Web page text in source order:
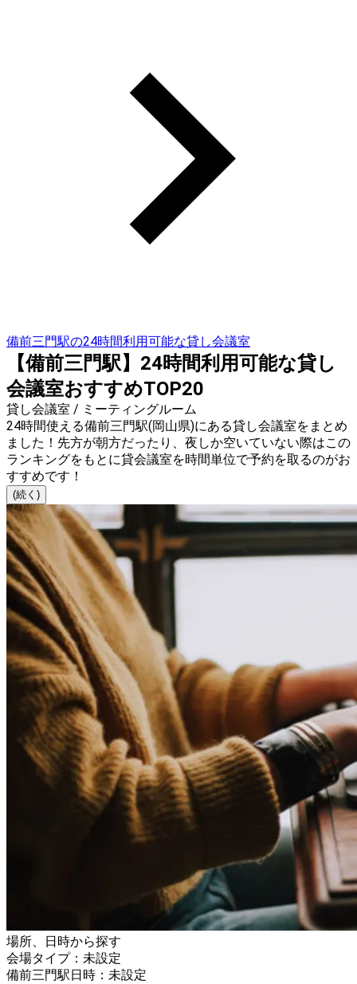
備前三門駅の24時間利用可能な貸し会議室
【備前三門駅】24時間利用可能な貸し
会議室おすすめTOP20
貸し会議室 / ミーティングルーム
24時間使える備前三門駅(岡山県)にある貸し会議室をまとめ
ました！先方が朝方だったり、夜しか空いていない際はこの
ランキングをもとに貸会議室を時間単位で予約を取るのがお
すすめです！
(続く)
場所、日時から探す
会場タイプ：未設定
備前三門駅日時：未設定